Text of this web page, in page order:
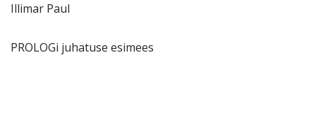
Illimar Paul
PROLOGi juhatuse esimees